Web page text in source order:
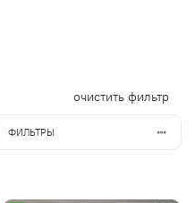
очистить фильтр
ФИЛЬТРЫ